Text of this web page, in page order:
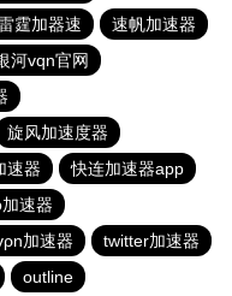
霆加器速
速帆加速器
河vqn官网
旋风加速度器
速器
快连加速器app
速器
加速器
twitter加速器
outline